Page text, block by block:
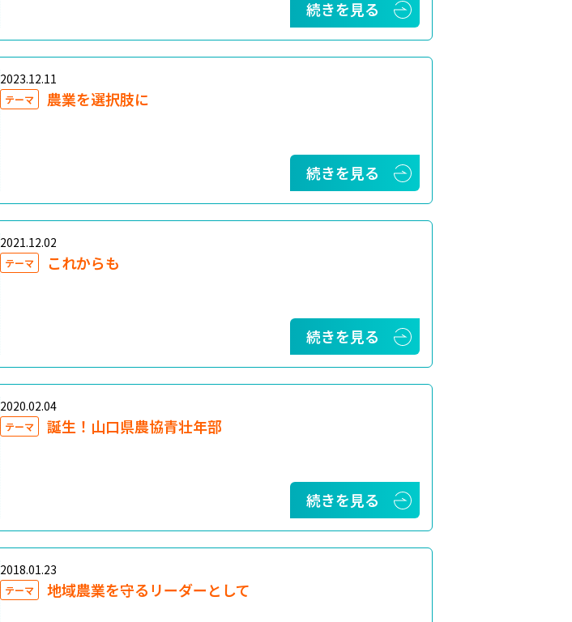
続きを見る
2023.12.11
テーマ 農業を選択肢に
続きを見る
2021.12.02
テーマ これからも
続きを見る
2020.02.04
テーマ 誕生！山口県農協青壮年部
続きを見る
2018.01.23
テーマ 地域農業を守るリーダーとして